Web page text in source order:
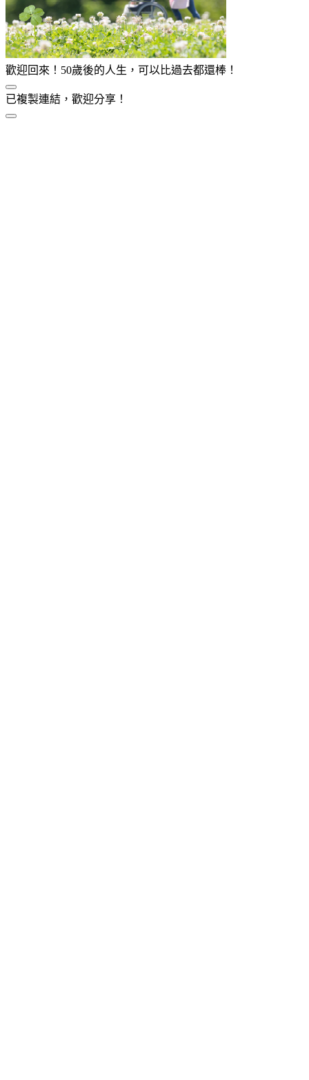
歡迎回來！50歲後的人生，可以比過去都還棒！
已複製連結，歡迎分享！